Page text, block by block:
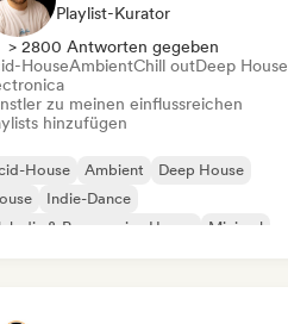
Playlist-Kurator
> 2800 Antworten gegeben
HouseAmbientChill outDeep House
zu meinen einflussreichen
hinzufügen
House Ambient
Deep House
Indie-Dance
& Progressive House
Minimal